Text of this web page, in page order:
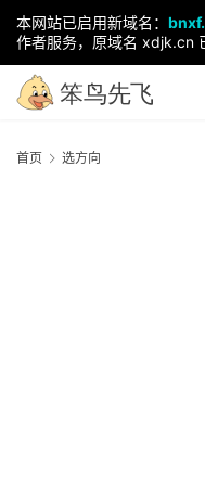
本网站已启用新域名：
作者服务，原域名 xdjk.cn
首页 选方向